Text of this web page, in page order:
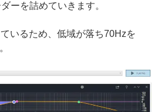
ーを詰めていきます。
いるため、低域が落ち70Hzを